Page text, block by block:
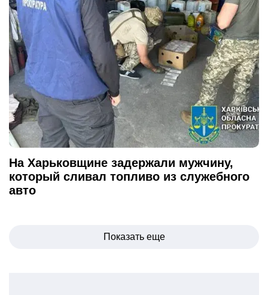
На Харьковщине задержали мужчину,
который сливал топливо из служебного
авто
Показать еще